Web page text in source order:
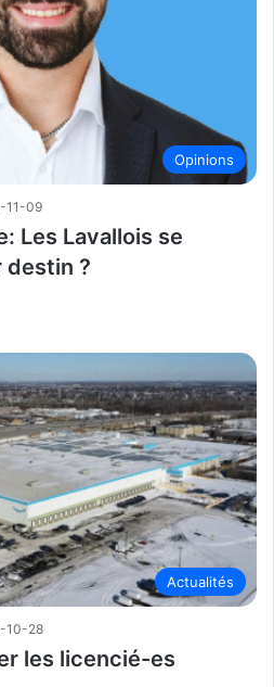
Opinions
11-09
Les Lavallois se
destin ?
Actualités
10-28
les licencié-es